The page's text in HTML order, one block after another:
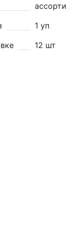
ассорти
1 уп
12 шт